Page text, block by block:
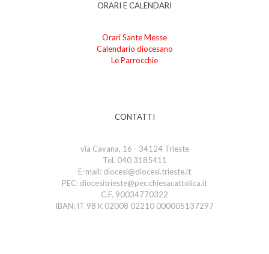
ORARI E CALENDARI
Orari Sante Messe
Calendario diocesano
Le Parrocchie
CONTATTI
via Cavana, 16 - 34124 Trieste
Tel. 040 3185411
E-mail: diocesi@diocesi.trieste.it
PEC: diocesitrieste@pec.chiesacattolica.it
C.F. 90034770322
IBAN: IT 98 K 02008 02210 000005137297